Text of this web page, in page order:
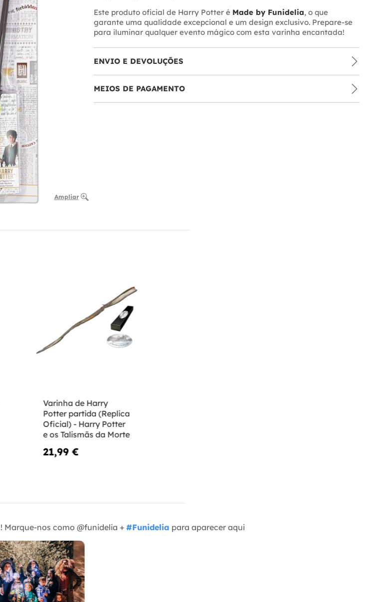
Ampliar
Este produto oficial de Harry Potter é Made by Funidelia, o que
garante uma qualidade excepcional e um design exclusivo. Prepare-se
para iluminar qualquer evento mágico com esta varinha encantada!
ENVIO E DEVOLUÇÕES
MEIOS DE PAGAMENTO
Varinha de Harry
Potter partida (Replica
Oficial) - Harry Potter
e os Talismãs da Morte
21,99 €
! Marque-nos como @funidelia + #Funidelia para aparecer aqui